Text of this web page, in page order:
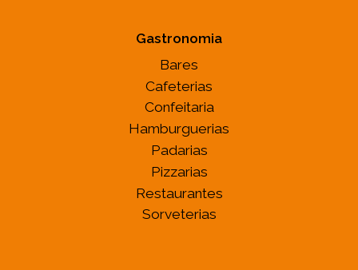
Gastronomia
Bares
Cafeterias
Confeitaria
Hamburguerias
Padarias
Pizzarias
Restaurantes
Sorveterias